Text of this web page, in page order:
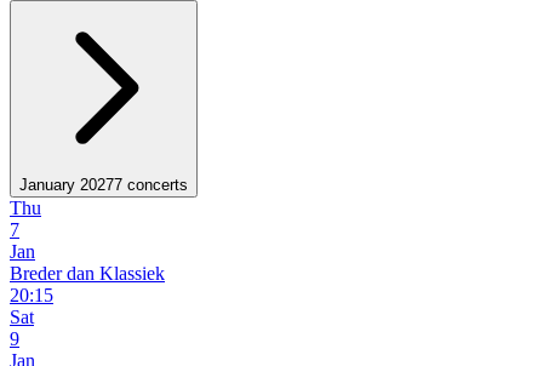
January 20277 concerts
Thu
7
Jan
Breder dan Klassiek
20:15
Sat
9
Jan